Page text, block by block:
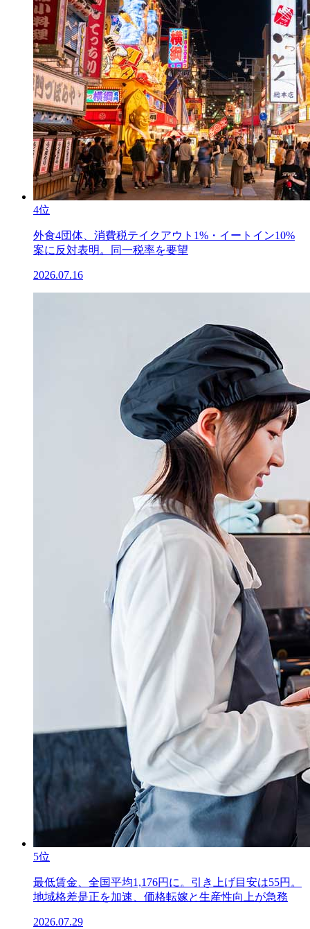
4位
外食4団体、消費税テイクアウト1%・イートイン10%
案に反対表明。同一税率を要望
2026.07.16
5位
最低賃金、全国平均1,176円に。引き上げ目安は55円。
地域格差是正を加速、価格転嫁と生産性向上が急務
2026.07.29